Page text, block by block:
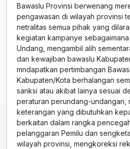
Bawaslu Provinsi berwenang
pengawasan di wilayah provinsi
netralitas semua pihak yang
kegiatan kampanye
Undang, mengambil alih
dan kewajiban bawaslu
mndapatkan pertimbangan
Kabupaten/Kota berhalangan
sanksi atau akibat lainya sesuai
peraturan perundang-undangan,
keterangan yang dibutuhkan
berkaitan dalam rangka
pelanggaran Pemilu dan
wilayah provinsi, mengkoreksi